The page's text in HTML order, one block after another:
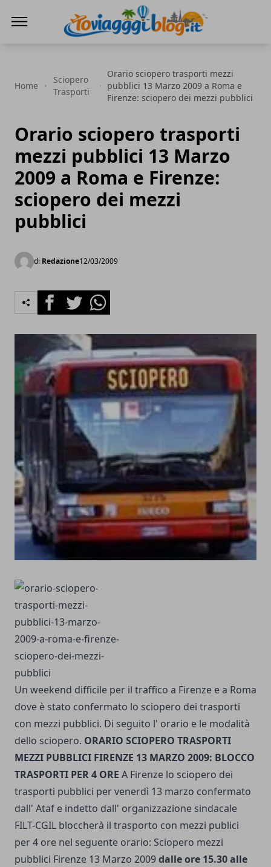
Home
Sciopero
Trasporti
Orario sciopero trasporti mezzi
pubblici 13 Marzo 2009 a Roma e
Firenze: sciopero dei mezzi pubblici
Orario sciopero trasporti
mezzi pubblici 13 Marzo
2009 a Roma e Firenze:
sciopero dei mezzi
pubblici
di Redazione12/03/2009
FacebookTwitterWhatsapp
Un weekend difficile per il traffico a Firenze e a Roma
dove è stato confermato lo sciopero dei trasporti
con mezzi pubblici. Di seguito l' orario e le modalità
dello sciopero. ORARIO SCIOPERO TRASPORTI
MEZZI PUBBLICI FIRENZE 13 MARZO 2009: BLOCCO
TRASPORTI PER 4 ORE A Firenze lo sciopero dei
trasporti pubblici per venerdì 13 marzo confermato
dall' Ataf e indetto dall' organizzazione sindacale
FILT-CGIL bloccherà il trasporto con mezzi publici
per 4 ore nel seguente orario: Sciopero mezzi
pubblici Firenze 13 Marzo 2009dalle ore 15.30 alle